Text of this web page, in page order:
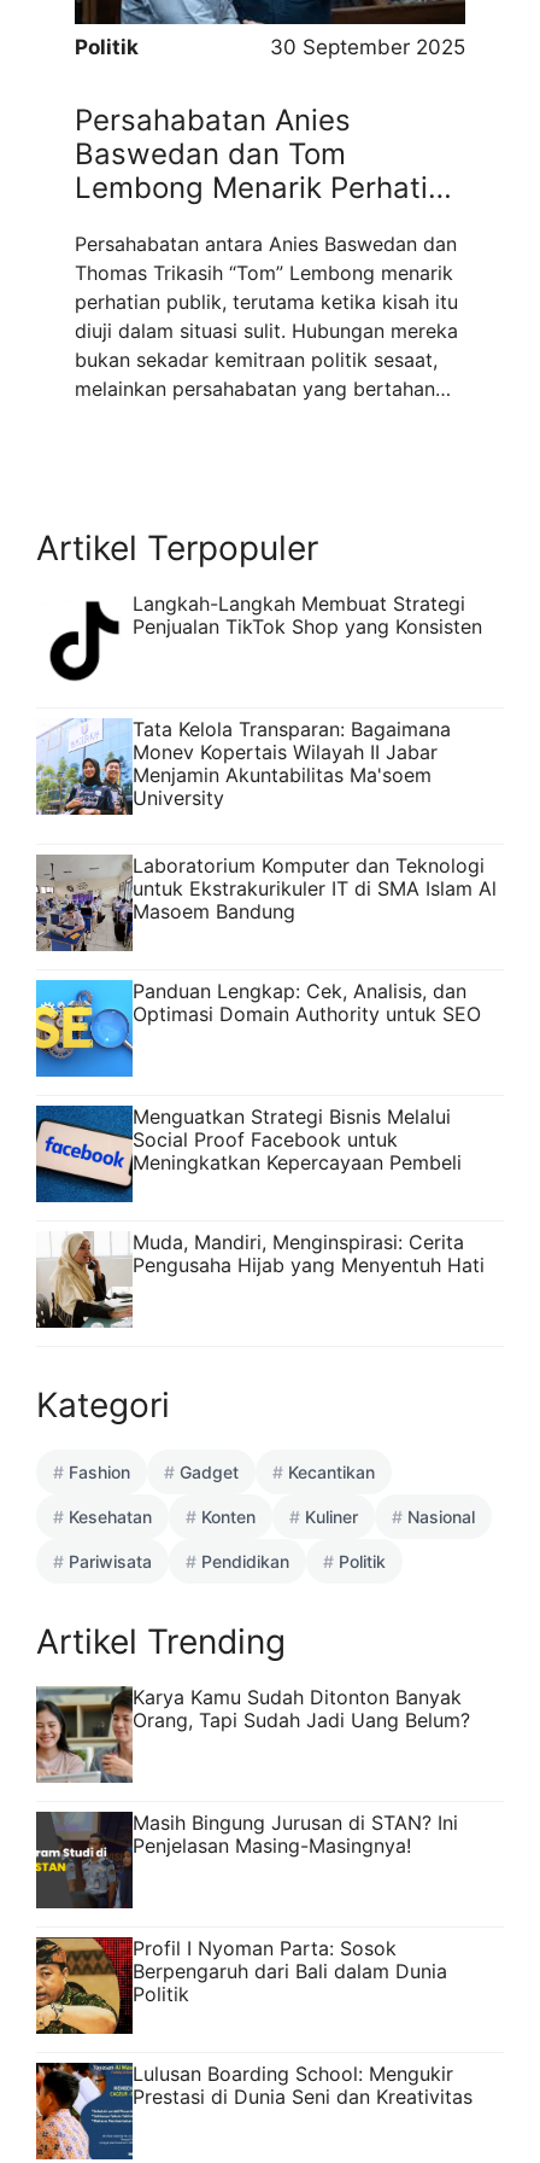
Politik 30 September 2025
Persahabatan Anies
Baswedan dan Tom
Lembong Menarik Perhatian
Persahabatan antara Anies Baswedan dan
Thomas Trikasih “Tom” Lembong menarik
perhatian publik, terutama ketika kisah itu
diuji dalam situasi sulit. Hubungan mereka
bukan sekadar kemitraan politik sesaat,
melainkan persahabatan yang bertahan
Anies ...Read more
Artikel Terpopuler
Langkah-Langkah Membuat Strategi
Penjualan TikTok Shop yang Konsisten
Tata Kelola Transparan: Bagaimana
Monev Kopertais Wilayah II Jabar
Menjamin Akuntabilitas Ma'soem
University
Laboratorium Komputer dan Teknologi
untuk Ekstrakurikuler IT di SMA Islam Al
Masoem Bandung
Panduan Lengkap: Cek, Analisis, dan
Optimasi Domain Authority untuk SEO
Menguatkan Strategi Bisnis Melalui
Social Proof Facebook untuk
Meningkatkan Kepercayaan Pembeli
Muda, Mandiri, Menginspirasi: Cerita
Pengusaha Hijab yang Menyentuh Hati
Kategori
Fashion Gadget Kecantikan
Kesehatan Konten Kuliner Nasional
Pariwisata Pendidikan Politik
Artikel Trending
Karya Kamu Sudah Ditonton Banyak
Orang, Tapi Sudah Jadi Uang Belum?
Masih Bingung Jurusan di STAN? Ini
Penjelasan Masing-Masingnya!
Profil I Nyoman Parta: Sosok
Berpengaruh dari Bali dalam Dunia
Politik
Lulusan Boarding School: Mengukir
Prestasi di Dunia Seni dan Kreativitas